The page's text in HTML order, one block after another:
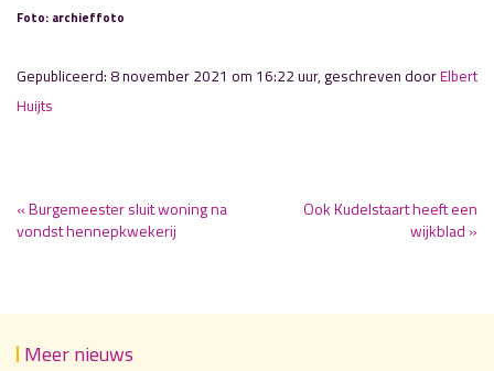
Foto: archieffoto
Gepubliceerd: 8 november 2021 om 16:22 uur, geschreven doorElbert
Huijts
« Burgemeester sluit woning na
vondst hennepkwekerij
Ook Kudelstaart heeft een
wijkblad »
Meer nieuws